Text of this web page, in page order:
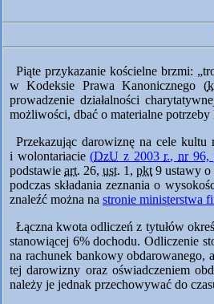
Piąte przykazanie kościelne brzmi:
w Kodeksie Prawa Kanonicznego (
prowadzenie działalności
możliwości, dbać o materialne potrzeby
Przekazując darowiznę na cele
i wolontariacie(DzU z 2003r.,nr96,
podstawieart. 26,ust. 1,pkt 9 ustawy
podczas składania zeznania o
znaleźć można na stronie ministerstwa
Łączna kwota odliczeń z tytułów
stanowiącej 6% dochodu. Odliczenie
na rachunek bankowy
tej darowizny oraz oświadczeniem
należy je jednak przechowywać do